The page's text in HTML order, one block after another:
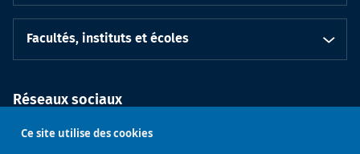
Ce site utilise des cookies
Facultés, instituts et écoles
Réseaux sociaux